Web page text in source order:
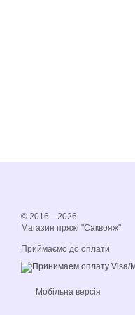
© 2016—2026
Магазин пряжі "Саквояж"
Приймаємо до оплати
Мобільна версія